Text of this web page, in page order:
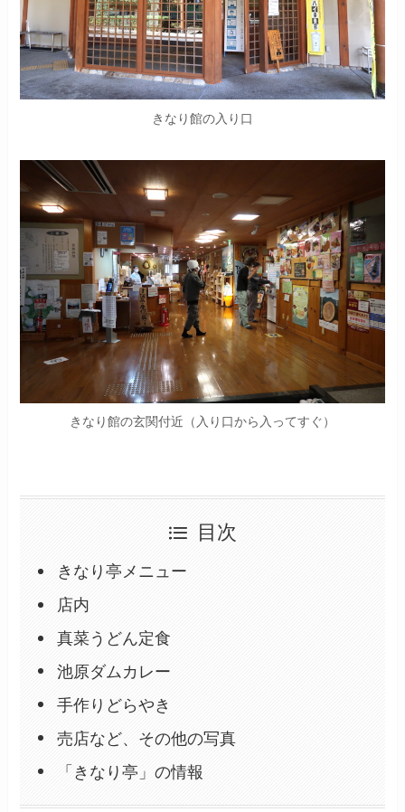
きなり館の入り口
きなり館の玄関付近（入り口から入ってすぐ）
目次
きなり亭メニュー
店内
真菜うどん定食
池原ダムカレー
手作りどらやき
売店など、その他の写真
「きなり亭」の情報